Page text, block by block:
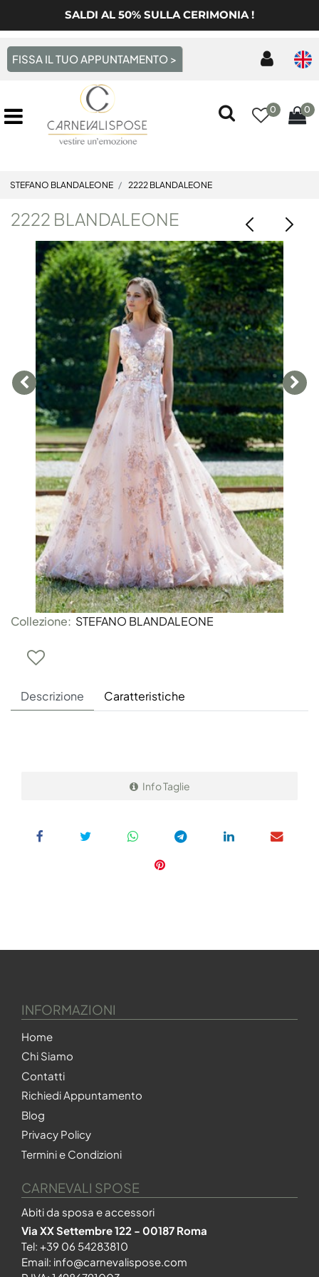
SALDI AL 50% SULLA CERIMONIA !
FISSA IL TUO APPUNTAMENTO >
Open menu 0 0
STEFANO BLANDALEONE 2222 BLANDALEONE
2222 BLANDALEONE
Collezione: STEFANO BLANDALEONE
Descrizione Caratteristiche
Info Taglie
INFORMAZIONI
Home
Chi Siamo
Contatti
Richiedi Appuntamento
Blog
Privacy Policy
Termini e Condizioni
CARNEVALI SPOSE
Abiti da sposa e accessori
Via XX Settembre 122 - 00187 Roma
Tel: +39 06 54283810
Email: info@carnevalispose.com